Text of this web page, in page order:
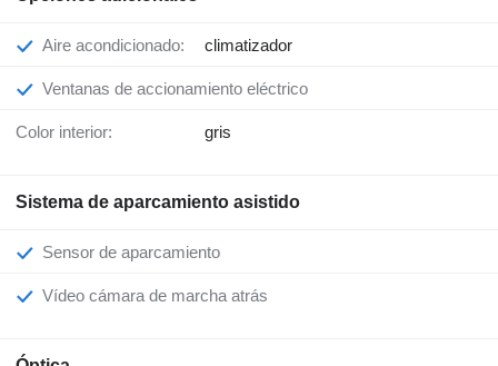
Aire acondicionado: climatizador
Ventanas de accionamiento eléctrico
Color interior: gris
Sistema de aparcamiento asistido
Sensor de aparcamiento
Vídeo cámara de marcha atrás